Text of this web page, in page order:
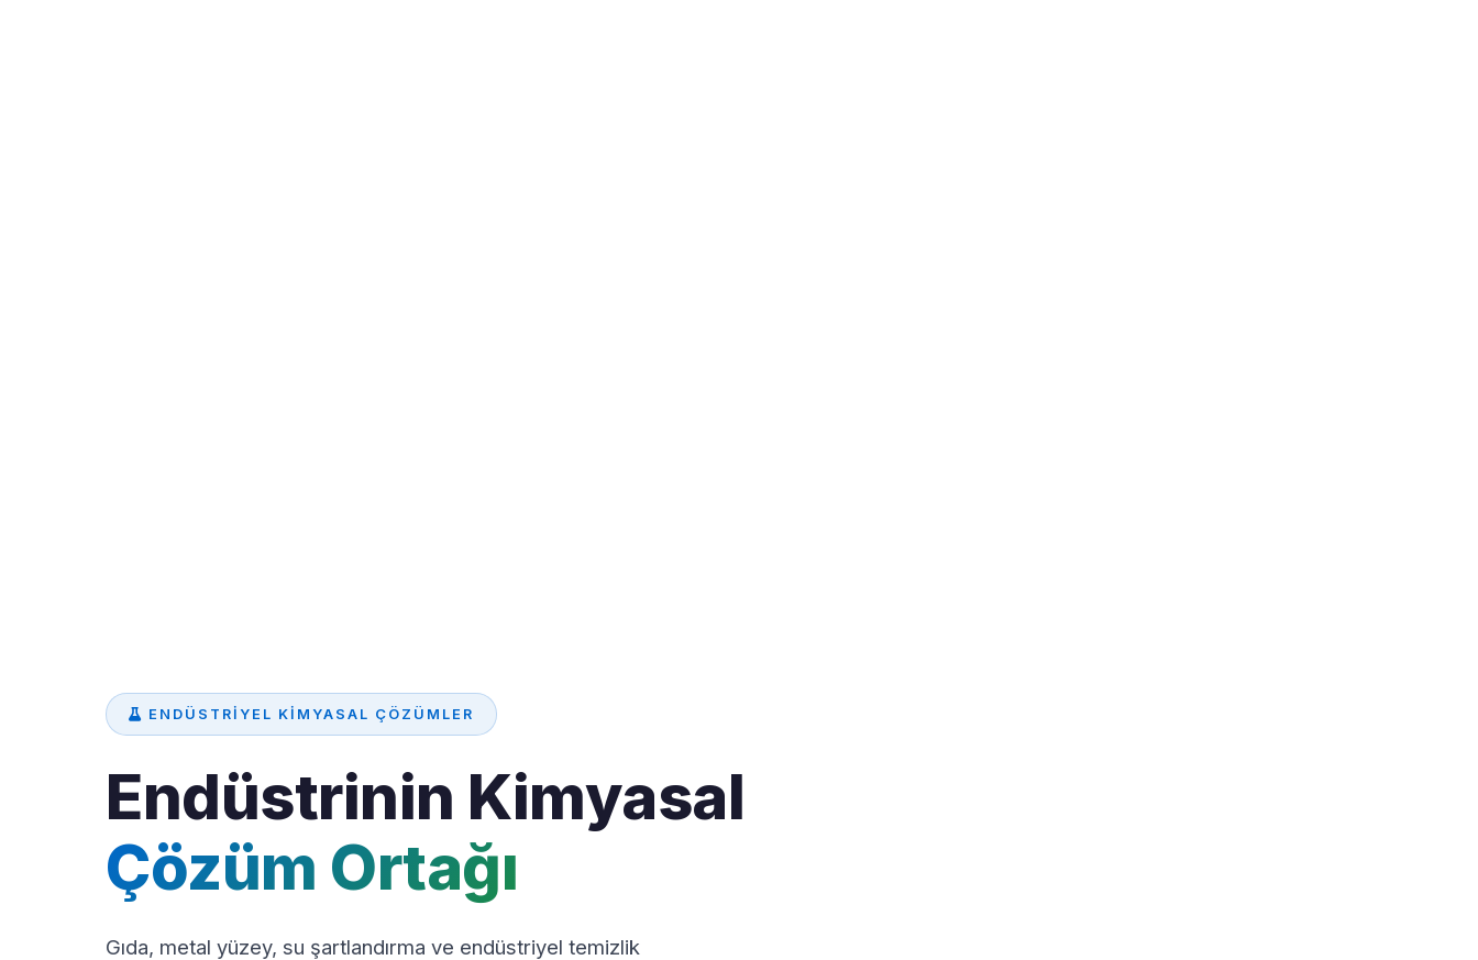
ENDÜSTRIYEL KIMYASAL ÇÖZÜMLER
Endüstrinin Kimyasal
Çözüm Ortağı
Gıda, metal yüzey, su şartlandırma ve endüstriyel temizlik